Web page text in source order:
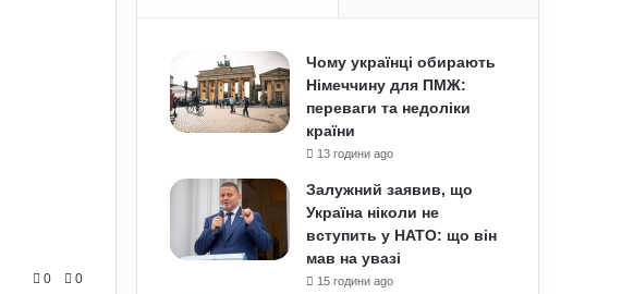
0 0
Чому українці обирають
Німеччину для ПМЖ:
переваги та недоліки
країни
13 години ago
Залужний заявив, що
Україна ніколи не
вступить у НАТО: що він
мав на увазі
15 години ago